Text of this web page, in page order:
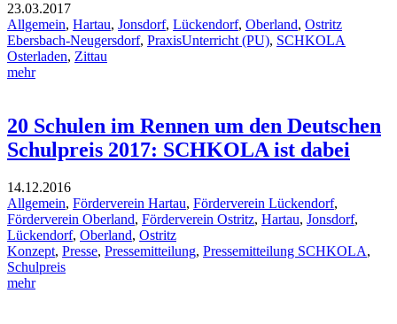
23.03.2017
Allgemein, Hartau, Jonsdorf, Lückendorf, Oberland, Ostritz
Ebersbach-Neugersdorf, PraxisUnterricht (PU), SCHKOLA
Osterladen, Zittau
mehr
20 Schulen im Rennen um den Deutschen
Schulpreis 2017: SCHKOLA ist dabei
14.12.2016
Allgemein, Förderverein Hartau, Förderverein Lückendorf,
Förderverein Oberland, Förderverein Ostritz, Hartau, Jonsdorf,
Lückendorf, Oberland, Ostritz
Konzept, Presse, Pressemitteilung, Pressemitteilung SCHKOLA,
Schulpreis
mehr